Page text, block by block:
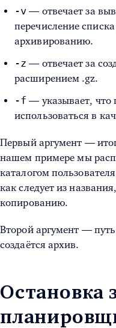
-v — отвечает за
перечисление
архивированию.
-z — отвечает за
расширением .gz.
-f — указывает, что
использоваться в
Первый аргумент —
нашем примере мы
каталогом
как следует из
копированию.
Второй аргумент — путь
создаётся архив.
Остановка